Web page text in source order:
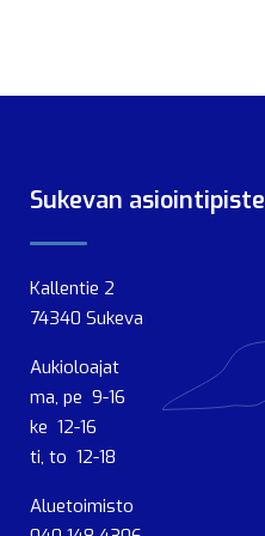
Sukevan asiointipiste
Kallentie 2
74340 Sukeva
Aukioloajat
ma, pe 9-16
ke 12-16
ti, to 12-18
Aluetoimisto